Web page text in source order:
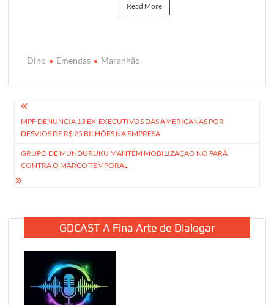
Read More
Dino Emendas Maranhão
Navegação
de
Post
MPF DENUNCIA 13 EX-EXECUTIVOS DAS AMERICANAS POR
DESVIOS DE R$ 25 BILHÕES NA EMPRESA
GRUPO DE MUNDURUKU MANTÉM MOBILIZAÇÃO NO PARÁ
CONTRA O MARCO TEMPORAL
GDCAST A Fina Arte de Dialogar